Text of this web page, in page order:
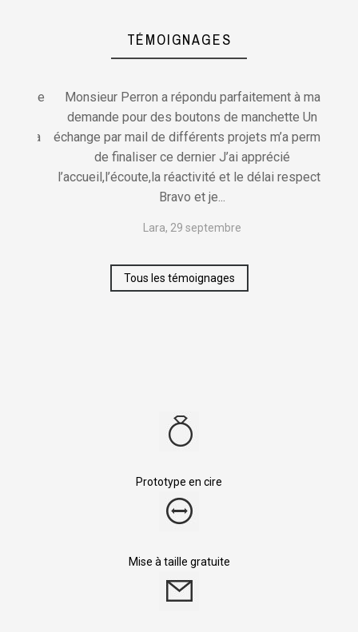
TÉMOIGNAGES
Monsieur Perron a répondu parfaitement à ma
demande pour des boutons de manchette Un
échange par mail de différents projets m’a permis
de finaliser ce dernier J’ai apprécié
l’accueil,l’écoute,la réactivité et le délai respecté
Bravo et je...
Lara, 29 septembre
Tous les témoignages
Prototype en cire
Mise à taille gratuite